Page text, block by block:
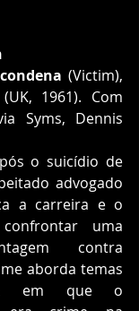
(Victim),
1961). Com
Syms, Dennis
o suicídio de
advogado
a carreira e o
uma
contra
aborda temas
em que o